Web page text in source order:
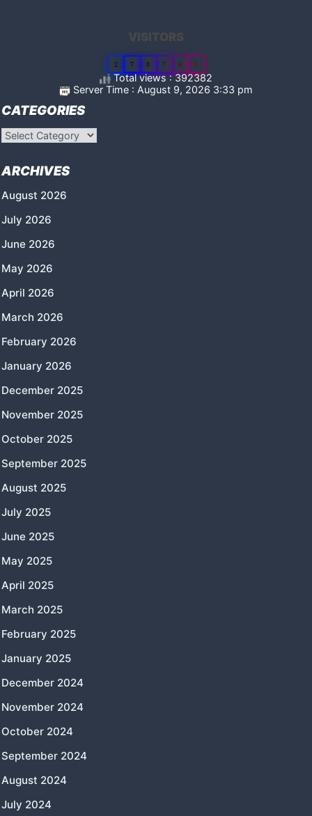
VISITORS
2 7 8 7 6 0
Total views : 392382
Server Time : August 9, 2026 3:33 pm
CATEGORIES
Categories
ARCHIVES
August 2026
July 2026
June 2026
May 2026
April 2026
March 2026
February 2026
January 2026
December 2025
November 2025
October 2025
September 2025
August 2025
July 2025
June 2025
May 2025
April 2025
March 2025
February 2025
January 2025
December 2024
November 2024
October 2024
September 2024
August 2024
July 2024